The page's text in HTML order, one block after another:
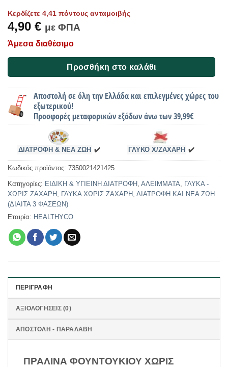
Κερδίζετε 4,41 πόντους ανταμοιβής
4,90 € με ΦΠΑ
Άμεσα διαθέσιμο
Προσθήκη στο καλάθι
Αποστολή σε όλη την Ελλάδα και επιλεγμένες χώρες του
εξωτερικού!
Προσφορές μεταφορικών εξόδων άνω των 39,99€
ΔΙΑΤΡΟΦΗ & ΝΕΑ ΖΩΗ ✔️ ΓΛΥΚΟ Χ/ΖΑΧΑΡΗ ✔️
Κωδικός προϊόντος: 7350021421425
Κατηγορίες: ΕΙΔΙΚΗ & ΥΓΙΕΙΝΗ ΔΙΑΤΡΟΦΗ ΑΛΕΙΜΜΑΤΑ
ΓΛΥΚΑ -
ΧΩΡΙΣ ΖΑΧΑΡΗ
ΓΛΥΚΑ ΧΩΡΙΣ ΖΑΧΑΡΗ ΔΙΑΤΡΟΦΗ ΚΑΙ ΝΕΑ ΖΩΗ
(ΔΙΑΙΤΑ 3 ΦΑΣΕΩΝ)
Εταιρία: HEALTHYCO
ΠΕΡΙΓΡΑΦΉ
ΑΞΙΟΛΟΓΉΣΕΙΣ (0)
ΑΠΟΣΤΟΛΗ - ΠΑΡΑΛΑΒΗ
ΠΡΑΛΙΝΑ ΦΟΥΝΤΟΥΚΙΟΥ ΧΩΡΙΣ